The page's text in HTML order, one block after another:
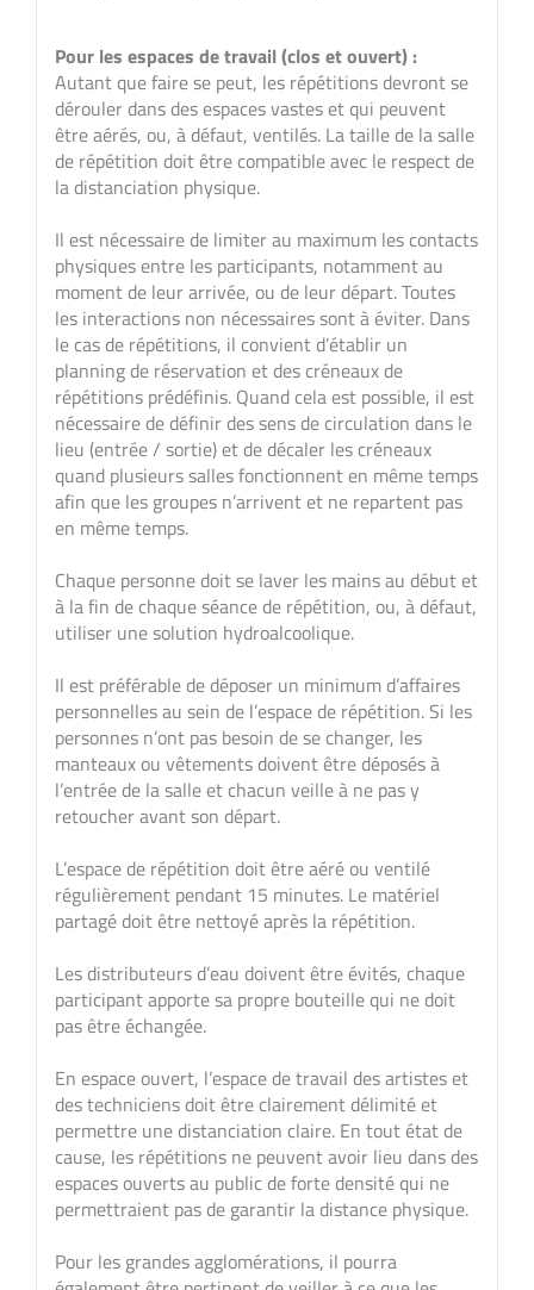
Pour les espaces de travail (clos et ouvert) :
Autant que faire se peut, les répétitions devront se
dérouler dans des espaces vastes et qui peuvent
être aérés, ou, à défaut, ventilés. La taille de la salle
de répétition doit être compatible avec le respect de
la distanciation physique.
Il est nécessaire de limiter au maximum les contacts
physiques entre les participants, notamment au
moment de leur arrivée, ou de leur départ. Toutes
les interactions non nécessaires sont à éviter. Dans
le cas de répétitions, il convient d’établir un
planning de réservation et des créneaux de
répétitions prédéfinis. Quand cela est possible, il est
nécessaire de définir des sens de circulation dans le
lieu (entrée / sortie) et de décaler les créneaux
quand plusieurs salles fonctionnent en même temps
afin que les groupes n’arrivent et ne repartent pas
en même temps.
Chaque personne doit se laver les mains au début et
à la fin de chaque séance de répétition, ou, à défaut,
utiliser une solution hydroalcoolique.
Il est préférable de déposer un minimum d’affaires
personnelles au sein de l’espace de répétition. Si les
personnes n’ont pas besoin de se changer, les
manteaux ou vêtements doivent être déposés à
l’entrée de la salle et chacun veille à ne pas y
retoucher avant son départ.
L’espace de répétition doit être aéré ou ventilé
régulièrement pendant 15 minutes. Le matériel
partagé doit être nettoyé après la répétition.
Les distributeurs d’eau doivent être évités, chaque
participant apporte sa propre bouteille qui ne doit
pas être échangée.
En espace ouvert, l’espace de travail des artistes et
des techniciens doit être clairement délimité et
permettre une distanciation claire. En tout état de
cause, les répétitions ne peuvent avoir lieu dans des
espaces ouverts au public de forte densité qui ne
permettraient pas de garantir la distance physique.
Pour les grandes agglomérations, il pourra